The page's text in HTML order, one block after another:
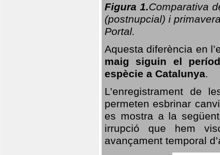
Figura 1.Comparativa
(postnupcial) i
Portal.
Aquesta diferència en
maig siguin el
espècie a Catalunya.
L’enregistrament de
permeten esbrinar
es mostra a la
irrupció que hem
avançament temporal